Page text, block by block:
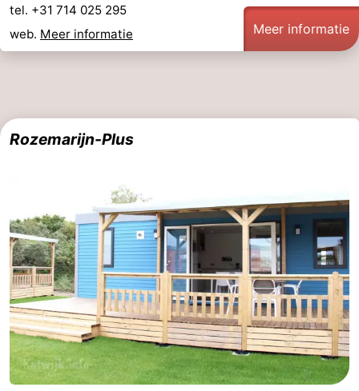
tel. +31 714 025 295
web. Meer informatie Meer informatie
Rozemarijn-Plus